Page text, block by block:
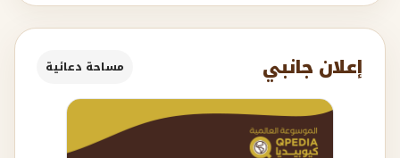
إعلان جانبي مساحة دعائية